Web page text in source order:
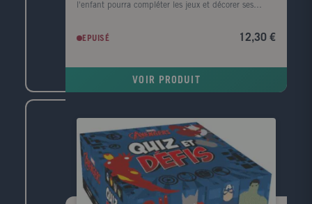
l'enfant pourra compléter les jeux et décorer ses
EPUISÉ
12,30 €
VOIR PRODUIT